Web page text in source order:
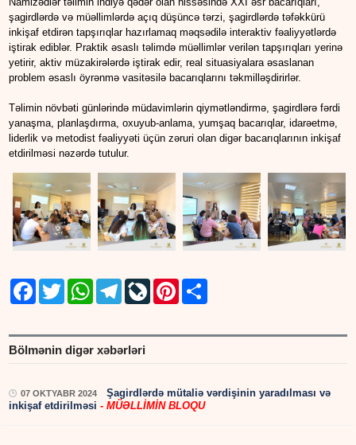
şagirdlərdə və müəllimlərdə açıq düşüncə tərzi, şagirdlərdə təfəkkürü
inkişaf etdirən tapşırıqlar hazırlamaq məqsədilə interaktiv fəaliyyətlərdə
iştirak ediblər. Praktik əsaslı təlimdə müəllimlər verilən tapşırıqları yerinə
yetirir, aktiv müzakirələrdə iştirak edir, real situasiyalara əsaslanan
problem əsaslı öyrənmə vasitəsilə bacarıqlarını təkmilləşdirirlər.
Təlimin növbəti günlərində müdavimlərin qiymətləndirmə, şagirdlərə fərdi
yanaşma, planlaşdırma, oxuyub-anlama, yumşaq bacarıqlar, idarəetmə,
liderlik və metodist fəaliyyəti üçün zəruri olan digər bacarıqlarının inkişaf
etdirilməsi nəzərdə tutulur.
FacebookTwitter WhatsAppTelegramLiveJournal
Pinterest
Bölmənin digər xəbərləri
07 OKTYABR 2024
Şagirdlərdə mütaliə vərdişinin yaradılması və
inkişaf etdirilməsi- MÜƏLLİMİN BLOQU